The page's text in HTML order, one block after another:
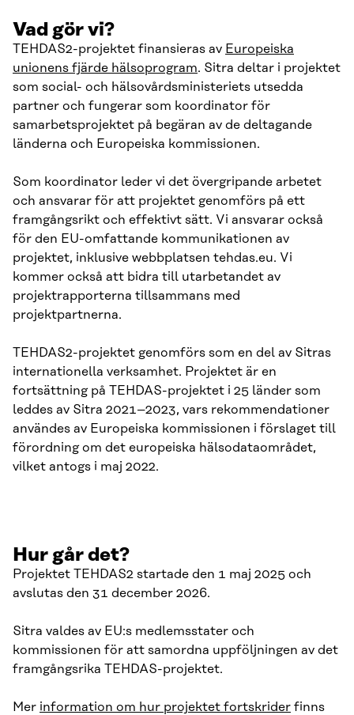
Vad gör vi?
TEHDAS2-projektet finansieras av Europeiska
unionens fjärde hälsoprogram. Sitra deltar i projektet
som social- och hälsovårdsministeriets utsedda
partner och fungerar som koordinator för
samarbetsprojektet på begäran av de deltagande
länderna och Europeiska kommissionen.
Som koordinator leder vi det övergripande arbetet
och ansvarar för att projektet genomförs på ett
framgångsrikt och effektivt sätt. Vi ansvarar också
för den EU-omfattande kommunikationen av
projektet, inklusive webbplatsen tehdas.eu. Vi
kommer också att bidra till utarbetandet av
projektrapporterna tillsammans med
projektpartnerna.
TEHDAS2-projektet genomförs som en del av Sitras
internationella verksamhet. Projektet är en
fortsättning på TEHDAS-projektet i 25 länder som
leddes av Sitra 2021–2023, vars rekommendationer
användes av Europeiska kommissionen i förslaget till
förordning om det europeiska hälsodataområdet,
vilket antogs i maj 2022.
Hur går det?
Projektet TEHDAS2 startade den 1 maj 2025 och
avslutas den 31 december 2026.
Sitra valdes av EU:s medlemsstater och
kommissionen för att samordna uppföljningen av det
framgångsrika TEHDAS-projektet.
Mer information om hur projektet fortskrider finns